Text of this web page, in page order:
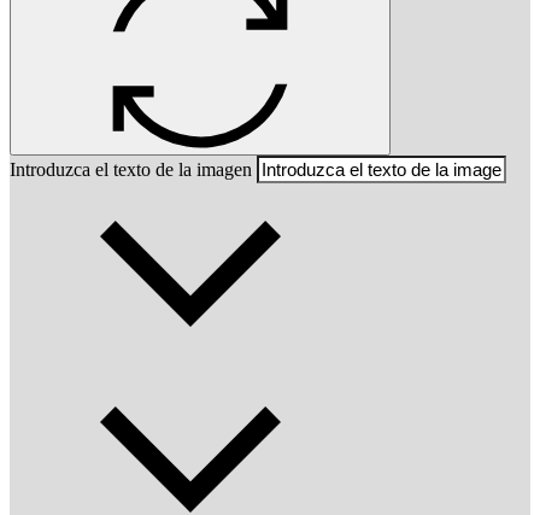
Introduzca el texto de la imagen